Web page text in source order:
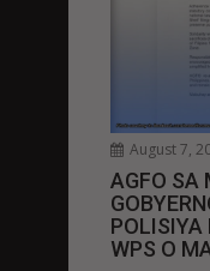
August 7,
AGFO SA
POLISIYA
WPS O